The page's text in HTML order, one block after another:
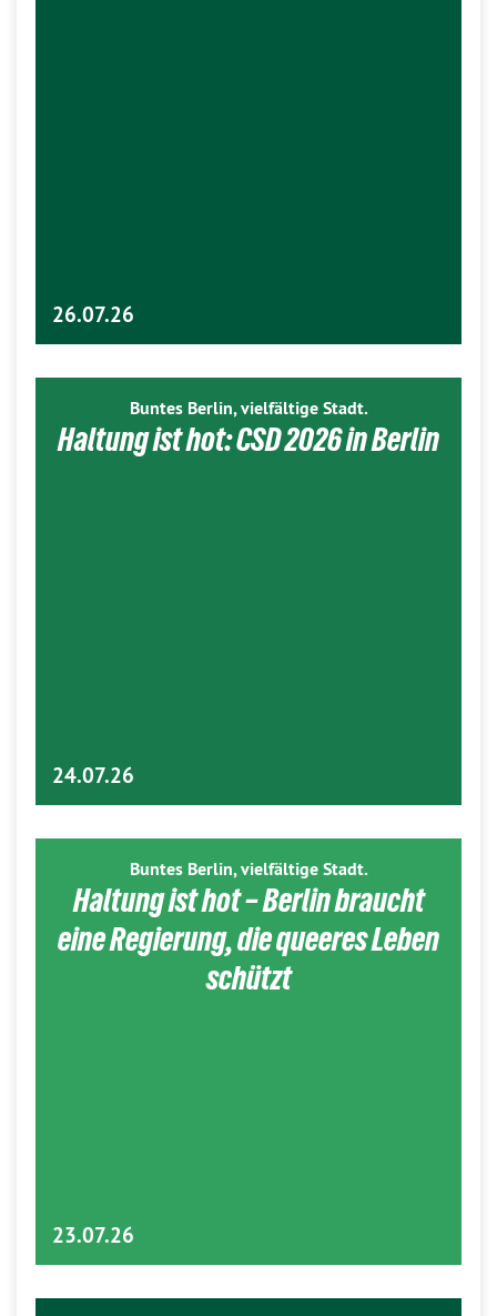
26.07.26
Buntes Berlin, vielfältige Stadt.
Haltung ist hot: CSD 2026 in Berlin
24.07.26
Buntes Berlin, vielfältige Stadt.
Haltung ist hot – Berlin braucht
eine Regierung, die queeres Leben
schützt
23.07.26